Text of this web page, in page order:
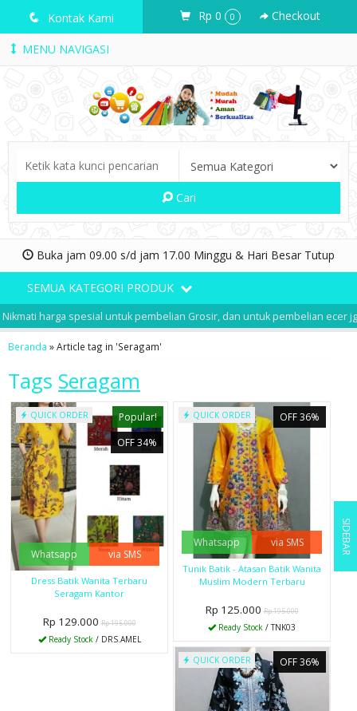
q Kontak Kami Rp 0 0 Checkout
MENU NAVIGASI
Cari
Buka jam 09.00 s/d jam 17.00 Minggu & Hari Besar Tutup
SEMUA KATEGORI PRODUK
harga spesial untuk pembelian Grosir, dan untuk pembelian ecer jg
Beranda »Article tag in 'Seragam'
Tags Seragam
Popular!
OFF 34%
QUICK ORDER
Whatsapp via SMS
Dress Batik Wanita Terbaru
Seragam Kantor
Rp 129.000 Rp 195.000
Ready Stock/ DRS.AMEL
OFF 36%
QUICK ORDER
Whatsapp via SMS
Tunik Batik - Atasan Batik Wanita
Muslim Modern Terbaru
Rp 125.000 Rp 195.000
Ready Stock / TNK03
OFF 36%
QUICK ORDER
SIDEBAR